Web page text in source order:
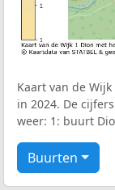
Kaart van de
in 2024. De
weer: 1: buurt
Buurten